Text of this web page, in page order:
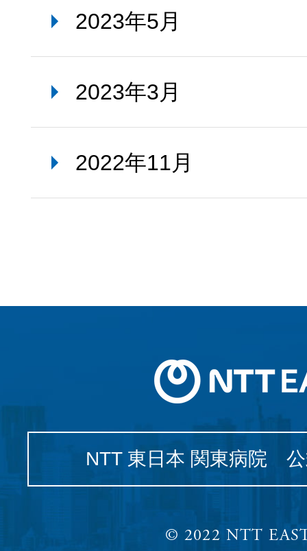
2023年5月
2023年3月
2022年11月
NTT 東日本 関東病院
© 2022 NTT